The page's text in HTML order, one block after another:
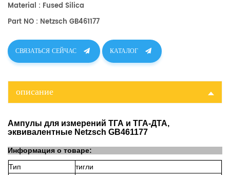
Material : Fused Silica
Part NO : Netzsch GB461177
СВЯЗАТЬСЯ СЕЙЧАС КАТАЛОГ
описание
Ампулы для измерений ТГА и ТГА-ДТА,
эквивалентные Netzsch GB461177
Информация о товаре:
Тип
тигли